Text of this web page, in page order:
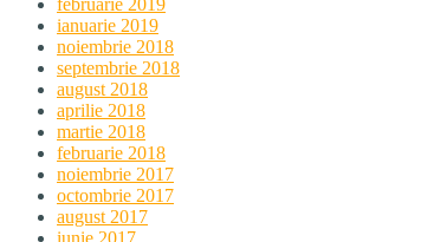
ianuarie 2019
noiembrie 2018
septembrie 2018
august 2018
aprilie 2018
martie 2018
februarie 2018
noiembrie 2017
octombrie 2017
august 2017
iunie 2017